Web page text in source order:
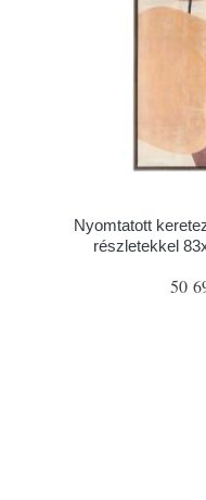
Nyomtatott
részletekkel
50